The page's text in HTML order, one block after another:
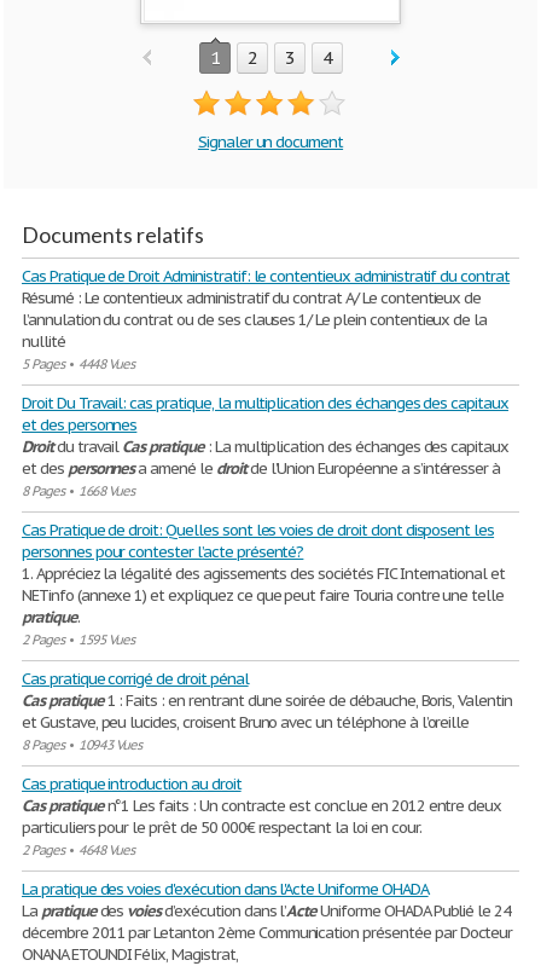
1 2 3 4
Signaler un document
Documents relatifs
Cas Pratique de Droit Administratif: le contentieux administratif du contrat
Résumé : Le contentieux administratif du contrat A/ Le contentieux de
l’annulation du contrat ou de ses clauses 1/ Le plein contentieux de la
nullité
5 Pages• 4448 Vues
Droit Du Travail: cas pratique, la multiplication des échanges des capitaux
et des personnes
Droitdu travailCas pratique: La multiplication des échanges des capitaux
et des personnesa amené le droitde l’Union Européenne a s’intéresser à
8 Pages• 1668 Vues
Cas Pratique de droit: Quelles sont les voies de droit dont disposent les
personnes pour contester l’acte présenté?
1. Appréciez la légalité des agissements des sociétés FIC International et
NETinfo (annexe 1) et expliquez ce que peut faire Touria contre une telle
pratique.
2 Pages• 1595 Vues
Cas pratique corrigé de droit pénal
Cas pratique1 : Faits : en rentrant d’une soirée de débauche, Boris, Valentin
et Gustave, peu lucides, croisent Bruno avec un téléphone à l’oreille
8 Pages• 10943 Vues
Cas pratique introduction au droit
Cas pratiquen°1 Les faits : Un contracte est conclue en 2012 entre deux
particuliers pour le prêt de 50 000€ respectant la loi en cour.
2 Pages• 4648 Vues
La pratique des voies d'exécution dans l'Acte Uniforme OHADA
La pratiquedes voiesd’exécution dans l’ActeUniforme OHADA Publié le 24
décembre 2011 par Letanton 2ème Communication présentée par Docteur
ONANA ETOUNDI Félix, Magistrat,